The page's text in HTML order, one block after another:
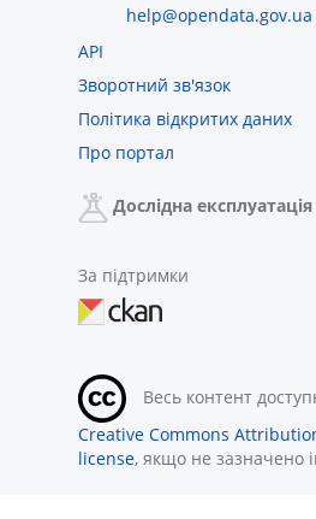
help@opendata.gov.ua
API
Зворотний зв'язок
Політика відкритих даних
Про портал
Дослідна експлуатація
За підтримки
Весь контент
Creative Commons
license, якщо не зазначено